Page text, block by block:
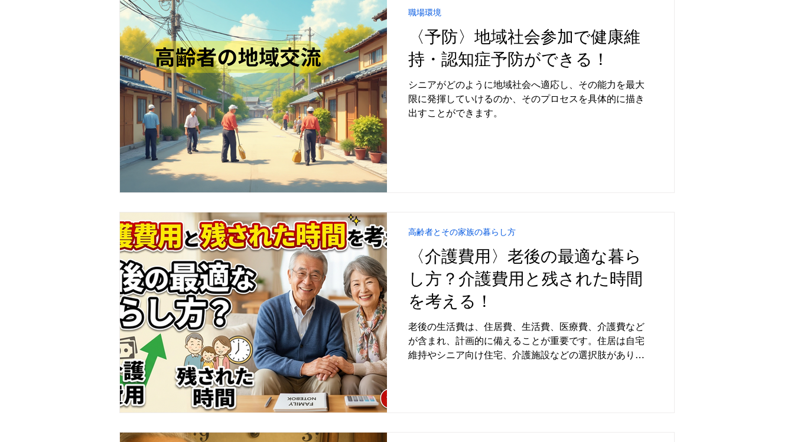
〈予防〉地域社会参加で健康維
持・認知症予防ができる！
シニアがどのように地域社会へ適応し、その能力を最大
限に発揮していけるのか、そのプロセスを具体的に描き
出すことができます。
職場環境
〈介護費用〉老後の最適な暮ら
し方？介護費用と残された時間
を考える！
老後の生活費は、住居費、生活費、医療費、介護費など
が含まれ、計画的に備えることが重要です。住居は自宅
維持やシニア向け住宅、介護施設などの選択肢があり、
高齢者とその家族の暮らし方